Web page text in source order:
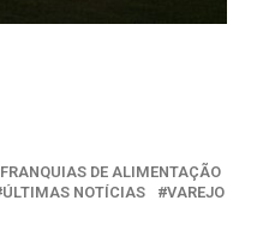
FRANQUIAS DE ALIMENTAÇÃO
ÚLTIMAS NOTÍCIAS
VAREJO